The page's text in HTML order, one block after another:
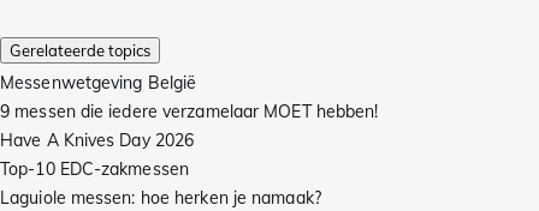
Gerelateerde topics
Messenwetgeving België
9 messen die iedere verzamelaar MOET hebben!
Have A Knives Day 2026
Top-10 EDC-zakmessen
Laguiole messen: hoe herken je namaak?